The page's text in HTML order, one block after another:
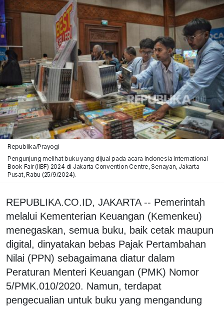
Republika/Prayogi
Pengunjung melihat buku yang dijual pada acara Indonesia International
Book Fair (IIBF) 2024 di Jakarta Convention Centre, Senayan, Jakarta
Pusat, Rabu (25/9/2024).
REPUBLIKA.CO.ID, JAKARTA -- Pemerintah
melalui Kementerian Keuangan (Kemenkeu)
menegaskan, semua buku, baik cetak maupun
digital, dinyatakan bebas Pajak Pertambahan
Nilai (PPN) sebagaimana diatur dalam
Peraturan Menteri Keuangan (PMK) Nomor
5/PMK.010/2020. Namun, terdapat
pengecualian untuk buku yang mengandung